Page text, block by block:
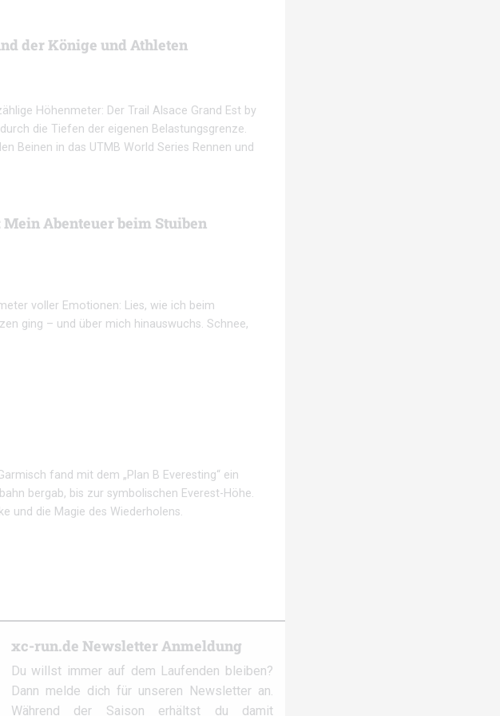
der Könige und Athleten
Höhenmeter: Der Trail Alsace Grand Est by
die Tiefen der eigenen Belastungsgrenze.
Beinen in das UTMB World Series Rennen und
Abenteuer beim Stuiben
voller Emotionen: Lies, wie ich beim
ging – und über mich hinauswuchs. Schnee,
fand mit dem „Plan B Everesting“ ein
bergab, bis zur symbolischen Everest-Höhe.
und die Magie des Wiederholens.
xc-run.de Newsletter Anmeldung
Du willst immer auf dem Laufenden bleiben?
Dann melde dich für unseren Newsletter an.
Während der Saison erhältst du damit